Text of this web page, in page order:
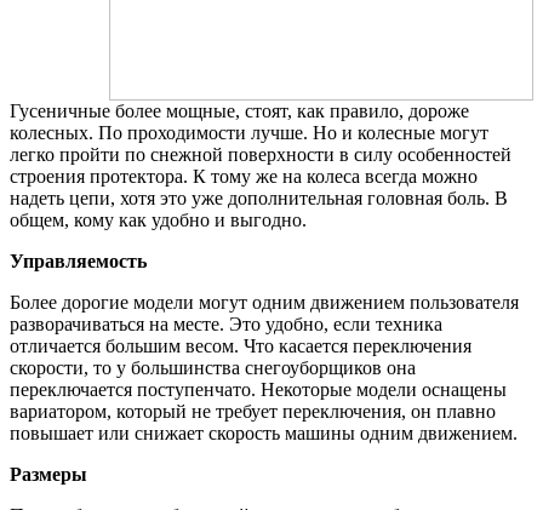
Гусеничные более мощные, стоят, как правило, дороже
колесных. По проходимости лучше. Но и колесные могут
легко пройти по снежной поверхности в силу особенностей
строения протектора. К тому же на колеса всегда можно
надеть цепи, хотя это уже дополнительная головная боль. В
общем, кому как удобно и выгодно.
Управляемость
Более дорогие модели могут одним движением пользователя
разворачиваться на месте. Это удобно, если техника
отличается большим весом. Что касается переключения
скорости, то у большинства снегоуборщиков она
переключается поступенчато. Некоторые модели оснащены
вариатором, который не требует переключения, он плавно
повышает или снижает скорость машины одним движением.
Размеры